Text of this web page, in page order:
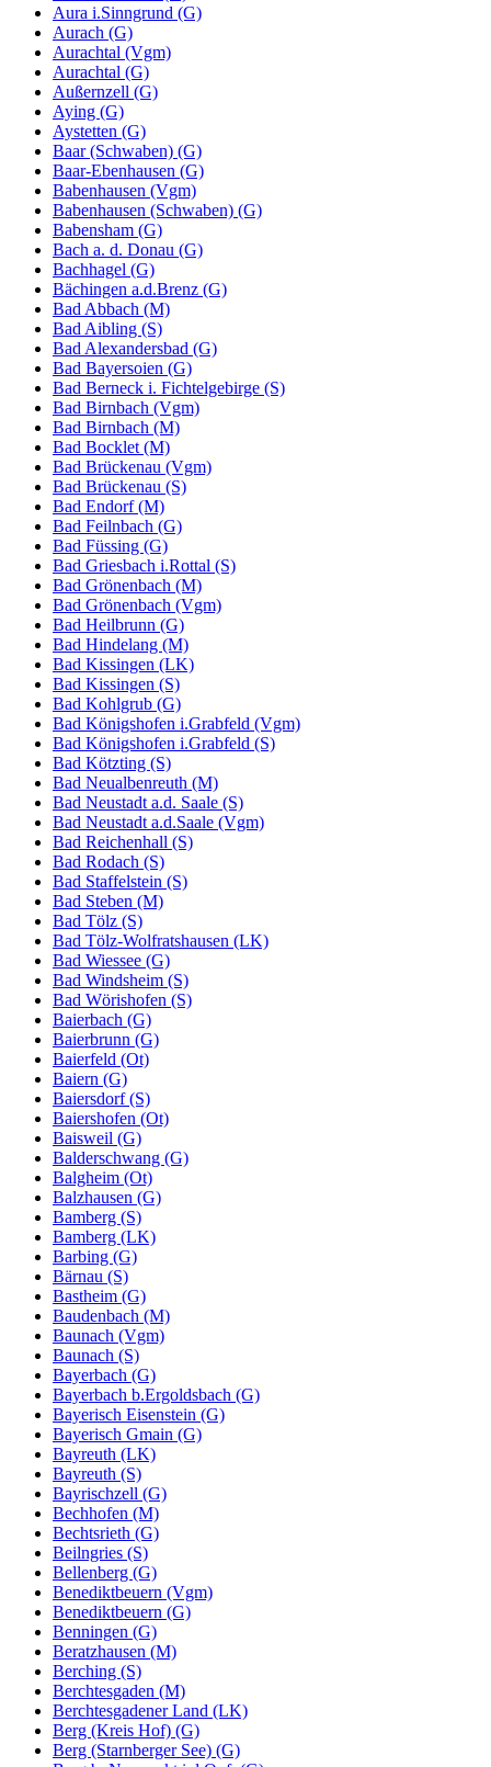
Aura i.Sinngrund (G)
Aurach (G)
Aurachtal (Vgm)
Aurachtal (G)
Außernzell (G)
Aying (G)
Aystetten (G)
Baar (Schwaben) (G)
Baar-Ebenhausen (G)
Babenhausen (Vgm)
Babenhausen (Schwaben) (G)
Babensham (G)
Bach a. d. Donau (G)
Bachhagel (G)
Bächingen a.d.Brenz (G)
Bad Abbach (M)
Bad Aibling (S)
Bad Alexandersbad (G)
Bad Bayersoien (G)
Bad Berneck i. Fichtelgebirge (S)
Bad Birnbach (Vgm)
Bad Birnbach (M)
Bad Bocklet (M)
Bad Brückenau (Vgm)
Bad Brückenau (S)
Bad Endorf (M)
Bad Feilnbach (G)
Bad Füssing (G)
Bad Griesbach i.Rottal (S)
Bad Grönenbach (M)
Bad Grönenbach (Vgm)
Bad Heilbrunn (G)
Bad Hindelang (M)
Bad Kissingen (LK)
Bad Kissingen (S)
Bad Kohlgrub (G)
Bad Königshofen i.Grabfeld (Vgm)
Bad Königshofen i.Grabfeld (S)
Bad Kötzting (S)
Bad Neualbenreuth (M)
Bad Neustadt a.d. Saale (S)
Bad Neustadt a.d.Saale (Vgm)
Bad Reichenhall (S)
Bad Rodach (S)
Bad Staffelstein (S)
Bad Steben (M)
Bad Tölz (S)
Bad Tölz-Wolfratshausen (LK)
Bad Wiessee (G)
Bad Windsheim (S)
Bad Wörishofen (S)
Baierbach (G)
Baierbrunn (G)
Baierfeld (Ot)
Baiern (G)
Baiersdorf (S)
Baiershofen (Ot)
Baisweil (G)
Balderschwang (G)
Balgheim (Ot)
Balzhausen (G)
Bamberg (S)
Bamberg (LK)
Barbing (G)
Bärnau (S)
Bastheim (G)
Baudenbach (M)
Baunach (Vgm)
Baunach (S)
Bayerbach (G)
Bayerbach b.Ergoldsbach (G)
Bayerisch Eisenstein (G)
Bayerisch Gmain (G)
Bayreuth (LK)
Bayreuth (S)
Bayrischzell (G)
Bechhofen (M)
Bechtsrieth (G)
Beilngries (S)
Bellenberg (G)
Benediktbeuern (Vgm)
Benediktbeuern (G)
Benningen (G)
Beratzhausen (M)
Berching (S)
Berchtesgaden (M)
Berchtesgadener Land (LK)
Berg (Kreis Hof) (G)
Berg (Starnberger See) (G)